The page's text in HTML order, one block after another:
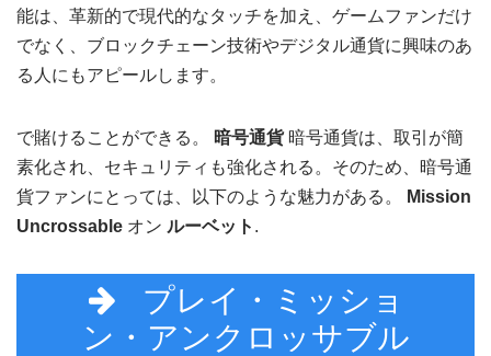
能は、革新的で現代的なタッチを加え、ゲームファンだけ
でなく、ブロックチェーン技術やデジタル通貨に興味のあ
る人にもアピールします。
で賭けることができる。 暗号通貨暗号通貨は、取引が簡
素化され、セキュリティも強化される。そのため、暗号通
貨ファンにとっては、以下のような魅力がある。
Mission
Uncrossable オン ルーベット .
プレイ・ミッショ
ン・アンクロッサブル